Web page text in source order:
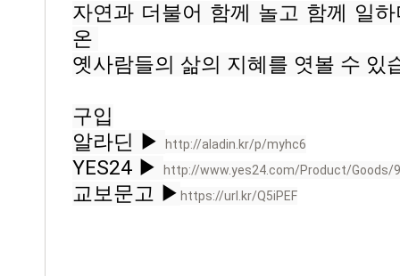
자연과 더불어 함께 놀고 함께 일
온
옛사람들의 삶의 지혜를 엿볼 수 있
구입
알라딘 ▶
http://aladin.kr/p/myhc6
YES24 ▶ http://www.yes24.com/Product/Goods/
교보문고 ▶ https://url.kr/Q5iPEF